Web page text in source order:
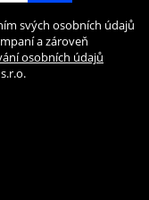
svých osobních údajů
a zároveň
osobních údajů